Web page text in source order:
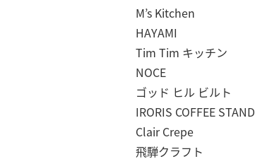
M’s Kitchen
HAYAMI
Tim Tim キッチン
NOCE
ゴッド ヒル ビルト
IRORIS COFFEE STAND
Clair Crepe
飛騨クラフト